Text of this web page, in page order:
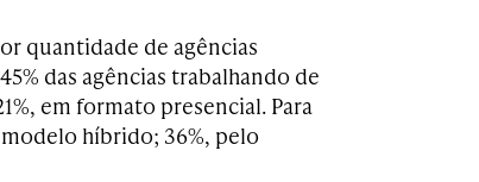
quantidade de agências
das agências trabalhando de
em formato presencial. Para
híbrido; 36%, pelo